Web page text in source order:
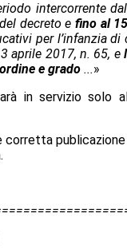
intercorrente
decreto efino al
per l’infanzia di
aprile 2017, n. 65, e
e grado ...»
in servizio solo
corretta